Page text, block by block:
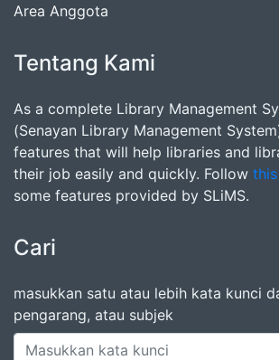
Area Anggota
Tentang Kami
As a complete Library Management
(Senayan Library Management
features that will help libraries and
their job easily and quickly. Follow
some features provided by SLiMS.
Cari
masukkan satu atau lebih kata kunci
pengarang, atau subjek